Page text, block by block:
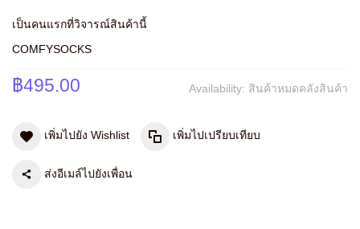
เป็นคนแรกที่วิจารณ์สินค้านี้
COMFYSOCKS
Availability: สินค้าหมดคลังสินค้า
฿495.00
เพิ่มไปยัง Wishlist เพิ่มไปเปรียบเทียบ
ส่งอีเมล์ไปยังเพื่อน